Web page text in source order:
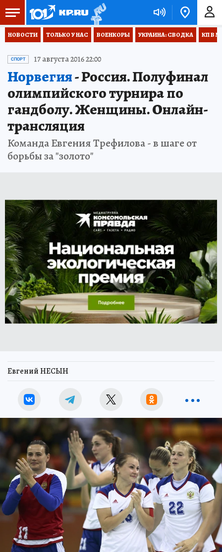
НОВОСТИ ТОЛЬКО У НАС ВОЕНКОРЫ УКРАИНА: СВОДКА КП В
СПОРТ 17 августа 2016 22:00
Норвегия- Россия. Полуфинал
олимпийского турнира по
гандболу. Женщины. Онлайн-
трансляция
Команда Евгения Трефилова - в шаге от
борьбы за "золото"
Евгений НЕСЫН